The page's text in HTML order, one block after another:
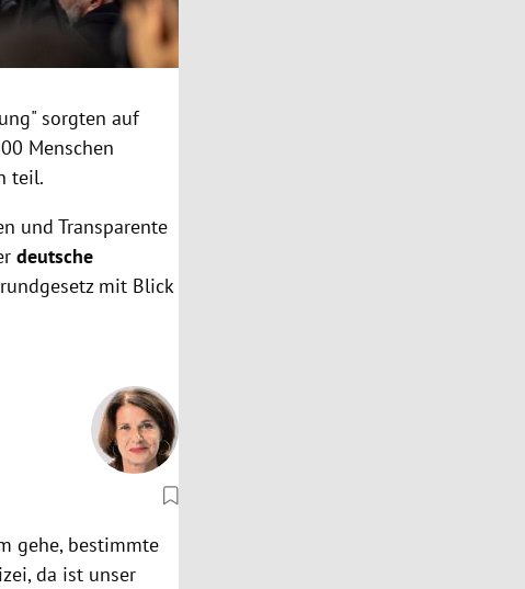
sorgten auf
Menschen
teil.
und Transparente
deutsche
mit Blick
gehe, bestimmte
da ist unser